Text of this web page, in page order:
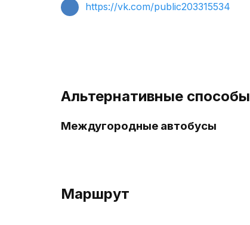
https://vk.com/public203315534
Альтернативные способы
Междугородные автобусы
Маршрут